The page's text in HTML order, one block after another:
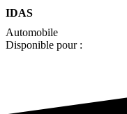
IDAS
Automobile
Disponible pour :